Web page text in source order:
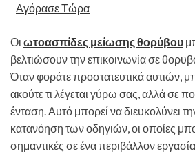
Αγόρασε Τώρα
Οι ωτοασπίδες μείωσης θορύβου
βελτιώσουν την επικοινωνία σε
Όταν φοράτε προστατευτικά αυτιών,
ακούτε τι λέγεται γύρω σας, αλλά σε
ένταση. Αυτό μπορεί να διευκολύνει
κατανόηση των οδηγιών, οι οποίες
σημαντικές σε ένα περιβάλλον